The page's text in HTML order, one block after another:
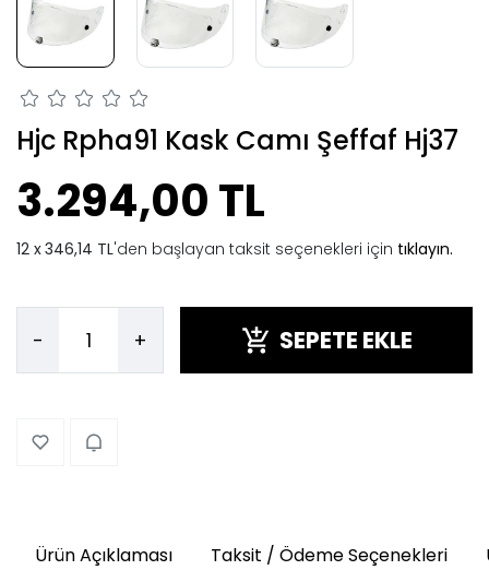
Hjc Rpha91 Kask Camı Şeffaf Hj37
3.294,00 TL
346,14 TL'den başlayan taksit seçenekleri için tıklayın.
- + SEPETE EKLE
Ürün Açıklaması Taksit / Ödeme Seçenekleri